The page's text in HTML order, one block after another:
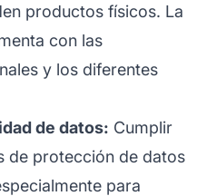
productos físicos. La
con las
y los diferentes
de datos: Cumplir
de protección de datos
para